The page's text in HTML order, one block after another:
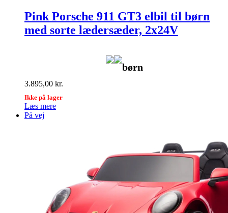
Pink Porsche 911 GT3 elbil til børn
med sorte lædersæder, 2x24V
børn
3.895,00 kr.
Ikke på lager
Læs mere
På vej